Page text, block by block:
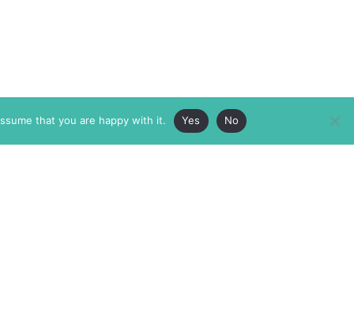
that you are happy with it. Yes No